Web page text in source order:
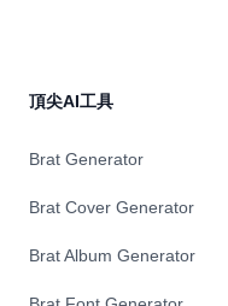
頂尖AI工具
Brat Generator
Brat Cover Generator
Brat Album Generator